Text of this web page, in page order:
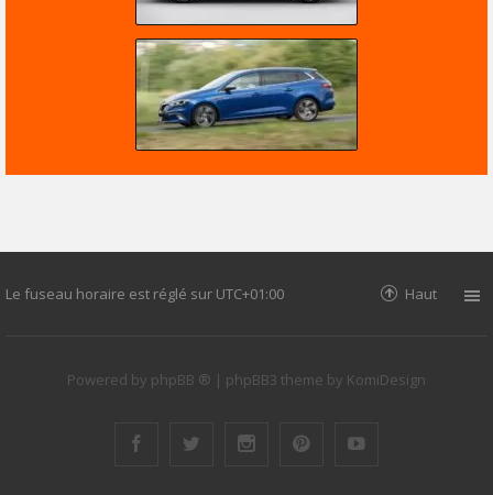
Le fuseau horaire est réglé sur UTC+01:00 Haut
Powered by phpBB ® | phpBB3 theme by KomiDesign